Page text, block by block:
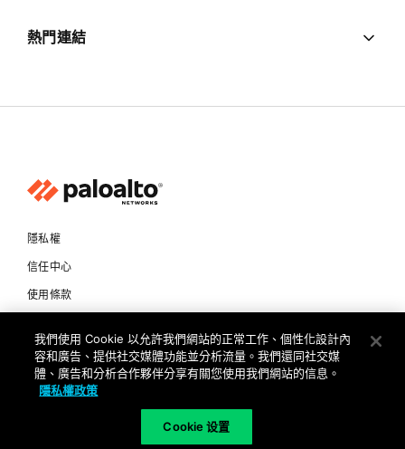
熱門連結
隱私權
信任中心
使用條款
Copyright © 2026 Palo Alto Networks. All Rights Reserved
我們使用 Cookie 以允許我們網站的正常工作、個性化設計內
容和廣告、提供社交媒體功能並分析流量。我們還同社交媒
體、廣告和分析合作夥伴分享有關您使用我們網站的信息。
隱私權政策
Cookie 设置